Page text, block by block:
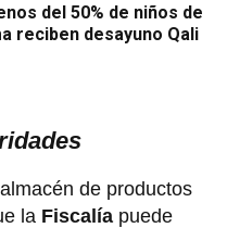
del 50% de niños de
reciben desayuno Qali
de productos
la Fiscalía puede